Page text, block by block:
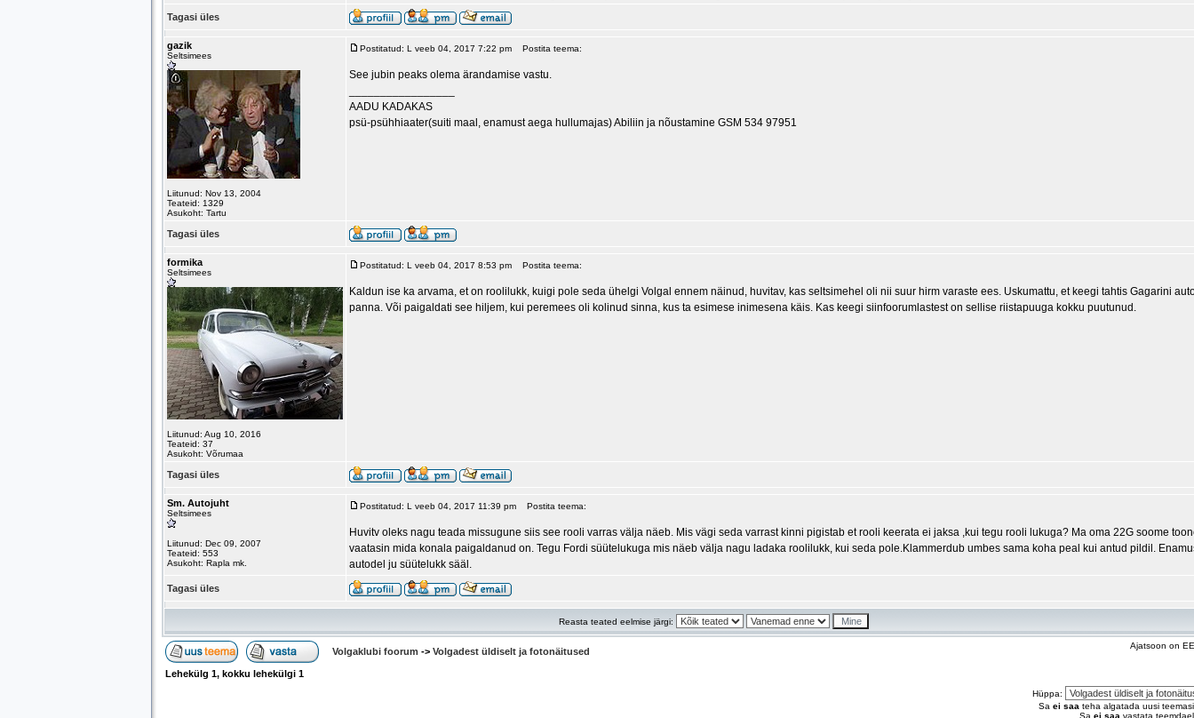
Tagasi üles
gazik
Seltsimees
Liitunud: Nov 13, 2004
Teateid: 1329
Asukoht: Tartu
Postitatud: L veeb 04, 2017 7:22 pm Postita teema:
See jubin peaks olema ärandamise vastu.
AADU KADAKAS
psü-psühhiaater(suiti maal, enamust aega hullumajas) Abiliin ja nõustamine GSM 534 97951
Tagasi üles
formika
Seltsimees
Liitunud: Aug 10, 2016
Teateid: 37
Asukoht: Võrumaa
Postitatud: L veeb 04, 2017 8:53 pm Postita teema:
Kaldun ise ka arvama, et on roolilukk, kuigi pole seda ühelgi Volgal ennem näinud, huvitav, kas seltsimehel oli nii suur hirm varaste ees. Uskumattu, et keegi tahtis Gagarini
panna. Või paigaldati see hiljem, kui peremees oli kolinud sinna, kus ta esimese inimesena käis. Kas keegi siinfoorumlastest on sellise riistapuuga kokku puutunud.
Tagasi üles
Sm. Autojuht
Seltsimees
Liitunud: Dec 09, 2007
Teateid: 553
Asukoht: Rapla mk.
Postitatud: L veeb 04, 2017 11:39 pm Postita teema:
Huvitv oleks nagu teada missugune siis see rooli varras välja näeb. Mis vägi seda varrast kinni pigistab et rooli keerata ei jaksa ,kui tegu rooli lukuga? Ma oma 22G soome
vaatasin mida konala paigaldanud on. Tegu Fordi süütelukuga mis näeb välja nagu ladaka roolilukk, kui seda pole.Klammerdub umbes sama koha peal kui antud pildil.
autodel ju süütelukk sääl.
Tagasi üles
Reasta teated eelmise järgi:
Volgaklubi foorum -> Volgadest üldiselt ja fotonäitused
Ajatsoon on
Lehekülg 1, kokku lehekülgi 1
Hüppa:
Sa ei saa teha algatada uusi
Sa ei saa vastata